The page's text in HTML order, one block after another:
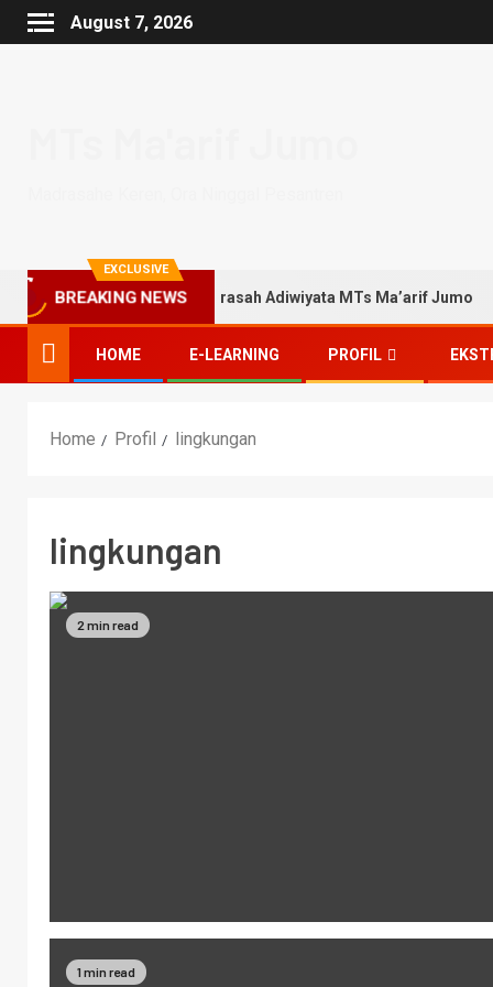
August 7, 2026
EXCLUSIVE
BREAKING NEWS
Up Day 2024 di Madrasah Adiwiyata MTs Ma’arif Jumo
HOME E-LEARNING PROFIL
Home Profil lingkungan
lingkungan
2 min read
1 min read